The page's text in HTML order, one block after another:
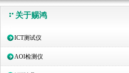
关于赐鸿
ICT测试仪
AOI检测仪